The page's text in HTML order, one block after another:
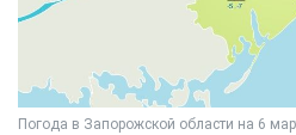
Погода в Запорожской области на 6